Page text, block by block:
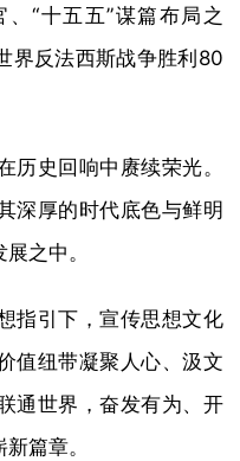
“十五五”谋篇布局之
界反法西斯战争胜利80
史回响中赓续荣光。
深厚的时代底色与鲜明
之中。
引下，宣传思想文化
值纽带凝聚人心、汲文
通世界，奋发有为、开
篇章。